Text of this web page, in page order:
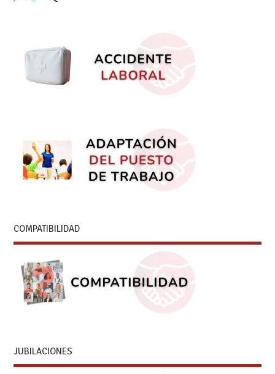
COMPATIBILIDAD
JUBILACIONES